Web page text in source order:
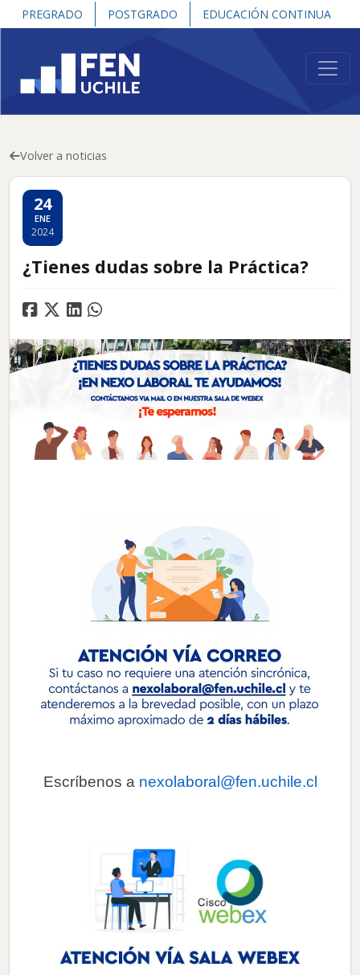
PREGRADO POSTGRADO EDUCACIÓN CONTINUA
Volver a noticias
24
ENE
2024
¿Tienes dudas sobre la Práctica?
Escríbenos a nexolaboral@fen.uchile.cl